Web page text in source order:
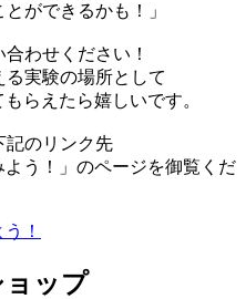
ができるかも！」
わせください！
実験の場所として
らえたら嬉しいです。
記のリンク先
よう！」のページを御覧くだ
！
ップ